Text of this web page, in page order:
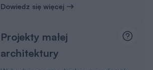
Dowiedz się więcej
Projekty małej
architektury